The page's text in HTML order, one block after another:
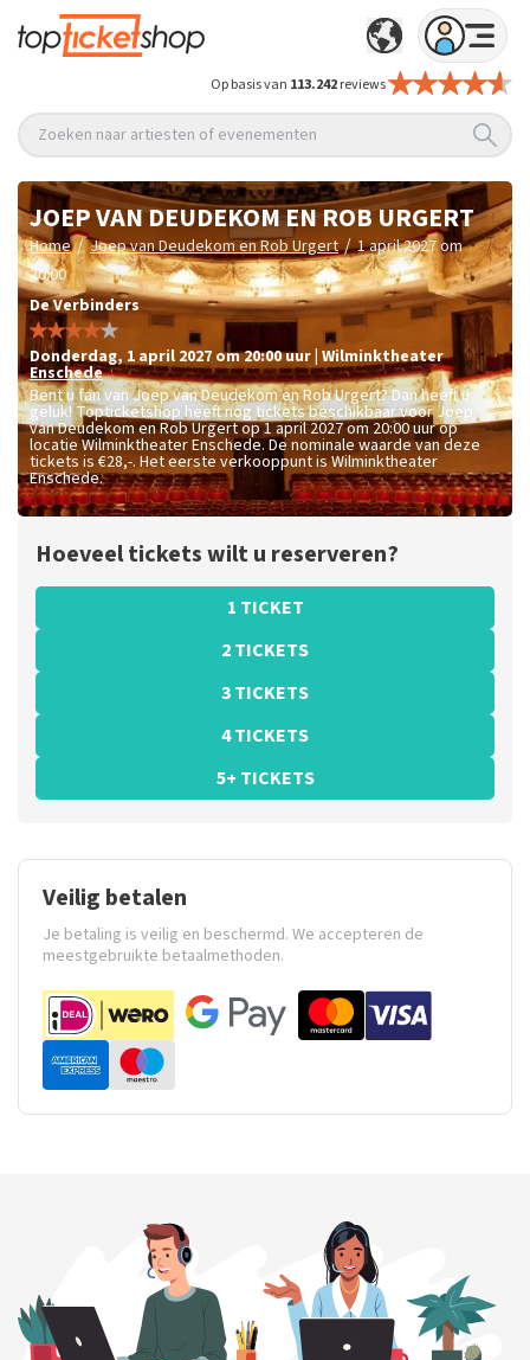
Op basis van 113.242reviews
Zoeken naar artiesten of evenementen
JOEP VAN DEUDEKOM EN ROB URGERT
Home / Joep van Deudekom en Rob Urgert / 1 april 2027 om
20:00
De Verbinders
donderdag, 1 april 2027 om 20:00uur Wilminktheater
Enschede
Bent u fan van Joep van Deudekom en Rob Urgert? Dan heeft u
geluk! Topticketshop heeft nog tickets beschikbaar voor Joep
van Deudekom en Rob Urgert op 1 april 2027 om 20:00 uur op
locatie Wilminktheater Enschede. De nominale waarde van deze
tickets is €28,-. Het eerste verkooppunt is Wilminktheater
Enschede.
Hoeveel tickets wilt u reserveren?
1 TICKET
2 TICKETS
3 TICKETS
4 TICKETS
5+ TICKETS
Veilig betalen
Je betaling is veilig en beschermd. We accepteren de
meestgebruikte betaalmethoden.